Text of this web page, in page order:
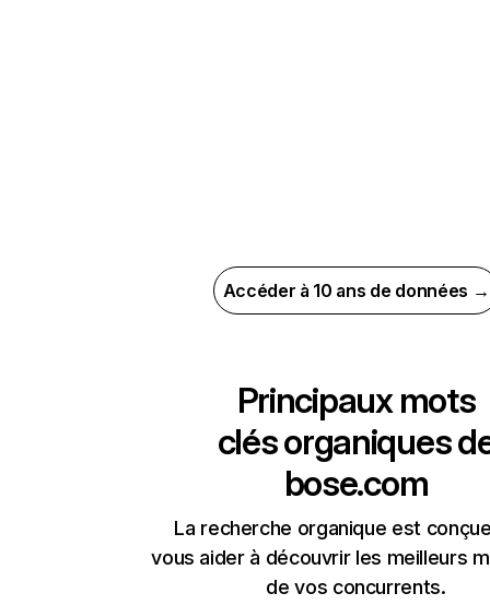
Accéder à 10 ans de données →
Principaux mots
clés organiques
bose.com
La recherche organique est
vous aider à découvrir les meilleurs
de vos concurrents.